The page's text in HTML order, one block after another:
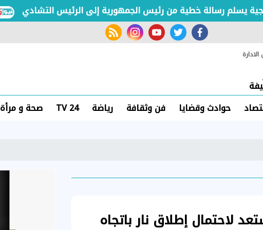
يسلم رسالة خطية من رئيس الجمهورية إلى الرئيس التشادي
facebook
twitter
youtube
instagram
rss feed
حوادث وقضايا فن وثقافة رياضة TV 24 صحة و مرأة
لاحتمال إطلاق نار باتجاه